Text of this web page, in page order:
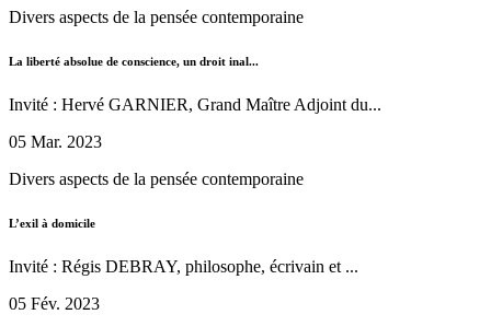
Divers aspects de la pensée contemporaine
La liberté absolue de conscience, un droit inal...
Invité : Hervé GARNIER, Grand Maître Adjoint du...
05 Mar. 2023
Divers aspects de la pensée contemporaine
L’exil à domicile
Invité : Régis DEBRAY, philosophe, écrivain et ...
05 Fév. 2023